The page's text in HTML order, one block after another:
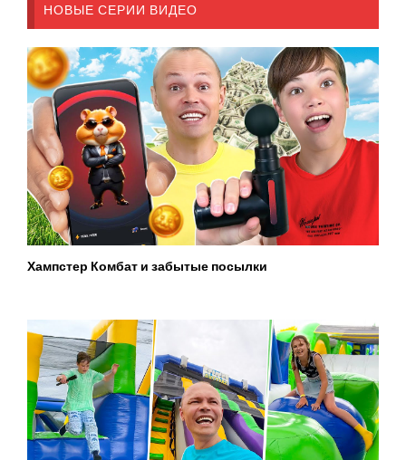
НОВЫЕ СЕРИИ ВИДЕО
Хампстер Комбат и забытые посылки